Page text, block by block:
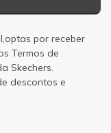
por receber
Termos de
Skechers.
descontos e